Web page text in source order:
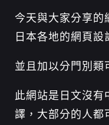
今天與大家分享
日本各地的網頁設
並且加以分門別類
此網站是日文沒有
譯，大部分的人都